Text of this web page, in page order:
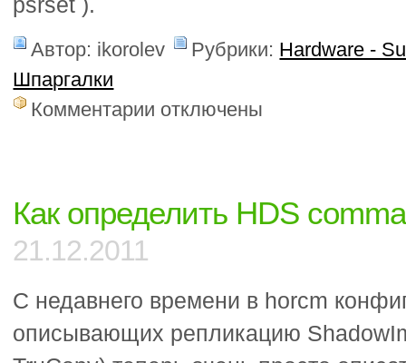
Автор: ikorolev Рубрики: Hardware -
Шпаргалки
Комментарии записи
3
отключены
Как определить HDS
21.12.2011
С недавнего времени в horcm
описывающих репликацию